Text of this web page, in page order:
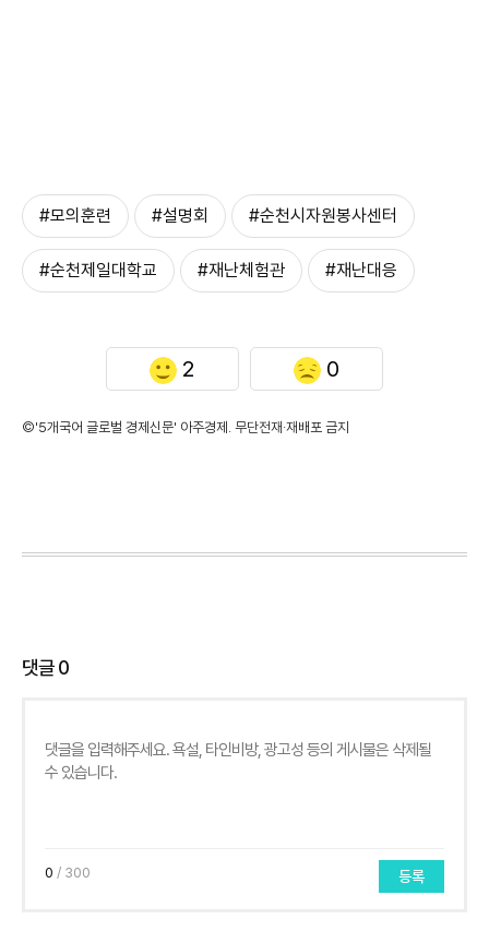
#모의훈련 #설명회 #순천시자원봉사센터
#순천제일대학교 #재난체험관 #재난대응
2 0
©'5개국어 글로벌 경제신문' 아주경제. 무단전재·재배포 금지
댓글0
0 / 300 등록